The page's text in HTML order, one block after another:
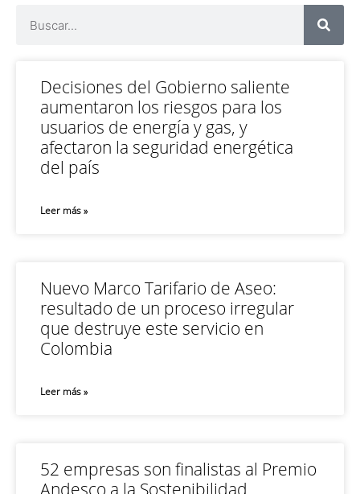
Decisiones del Gobierno saliente
aumentaron los riesgos para los
usuarios de energía y gas, y
afectaron la seguridad energética
del país
Leer más »
Nuevo Marco Tarifario de Aseo:
resultado de un proceso irregular
que destruye este servicio en
Colombia
Leer más »
52 empresas son finalistas al Premio
Andesco a la Sostenibilidad